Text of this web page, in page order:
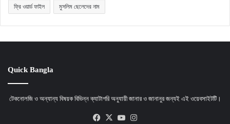
ফ্রি ওয়ার্ড ফাইল মুসলিম ছেলেদের নাম
Quick Bangla
টেকনোলজি ও অন্যান্য বিষয়ক বিভিন্ন ক্যাটাগরি অনুযায়ী জানার ও জানানুর জন্যই এই ওয়েবসাইটটি।
Facebook
X YouTube